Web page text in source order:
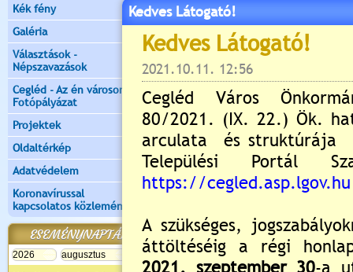
Kék fény
Galéria
Választások -
Népszavazások
Cegléd - Az én városom -
Fotópályázat
Projektek
Oldaltérkép
Adatvédelem
Koronavírussal
kapcsolatos közlemények
ESEMÉNYNAPTÁR
Kedves Látogató!